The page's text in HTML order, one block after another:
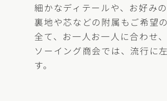
細かなディテールや、お好み
裏地や芯などの附属もご希望
全て、お一人お一人に合わせ
ソーイング商会では、流行に
す。